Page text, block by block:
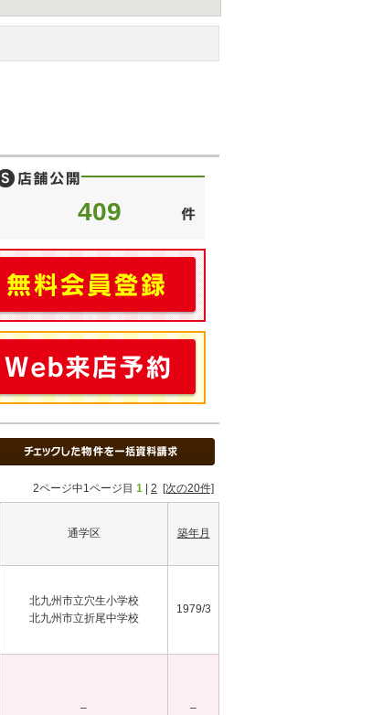
409
2ページ中1ページ目 1 2 [次の20件]
通学区 築年月
北九州市立穴生小学校
北九州市立折尾中学校
1979/3
– –